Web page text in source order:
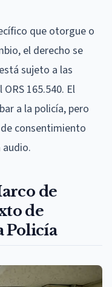
que otorgue o
el derecho se
sujeto a las
165.540. El
a la policía, pero
consentimiento
de
de
Policía